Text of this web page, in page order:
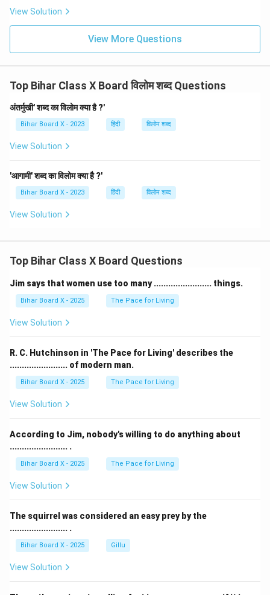
View Solution
View More Questions
Top Bihar Class X Board विलोम शब्द Questions
अंतर्मुखी' शब्द का विलोम क्या है ?'
Bihar Board X - 2023 हिंदी विलोम शब्द
View Solution
'आगामी' शब्द का विलोम क्या है ?'
Bihar Board X - 2023 हिंदी विलोम शब्द
View Solution
Top Bihar Class X Board Questions
Jim says that women use too many ........................ things.
Bihar Board X - 2025 The Pace for Living
View Solution
R. C. Hutchinson in 'The Pace for Living' describes the
........................ of modern man.
Bihar Board X - 2025 The Pace for Living
View Solution
According to Jim, nobody's willing to do anything about
........................ .
Bihar Board X - 2025 The Pace for Living
View Solution
The squirrel was considered an easy prey by the
........................ .
Bihar Board X - 2025 Gillu
View Solution